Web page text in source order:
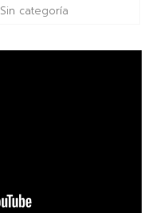
Sin categoría